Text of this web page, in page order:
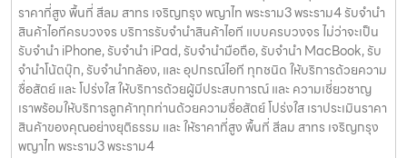
ราคาที่สูง พื้นที่ สีลม สาทร เจริญกรุง พญาไท พระราม3 พระราม4 รับจำนำ
สินค้าไอทีครบวงจร บริการรับจำนำสินค้าไอที แบบครบวงจร ไม่ว่าจะเป็น
รับจำนำ iPhone, รับจำนำ iPad, รับจำนำมือถือ, รับจำนำ MacBook, รับ
จำนำโน้ตบุ๊ก, รับจำนำกล้อง, และ อุปกรณ์ไอที ทุกชนิด ให้บริการด้วยความ
ซื่อสัตย์ และ โปร่งใส ให้บริการด้วยผู้มีประสบการณ์ และ ความเชี่ยวชาญ
เราพร้อมให้บริการลูกค้าทุกท่านด้วยความซื่อสัตย์ โปร่งใส เราประเมินราคา
สินค้าของคุณอย่างยุติธรรม และ ให้ราคาที่สูง พื้นที่ สีลม สาทร เจริญกรุง
พญาไท พระราม3 พระราม4